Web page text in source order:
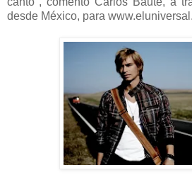
desde México, para